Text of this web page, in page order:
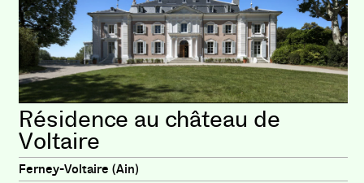
Résidence au château de
Voltaire
Ferney-Voltaire (Ain)